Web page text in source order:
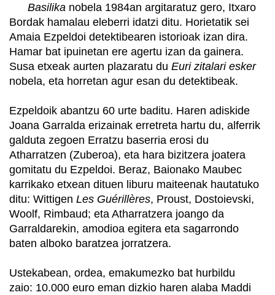
Basilika nobela 1984an argitaratuz gero, Itxaro
Bordak hamalau eleberri idatzi ditu. Horietatik sei
Amaia Ezpeldoi detektibearen istorioak izan dira.
Hamar bat ipuinetan ere agertu izan da gainera.
Susa etxeak aurten plazaratu du Euri zitalari esker
nobela, eta horretan agur esan du detektibeak.
Ezpeldoik abantzu 60 urte baditu. Haren adiskide
Joana Garralda erizainak erretreta hartu du, alferrik
galduta zegoen Erratzu baserria erosi du
Atharratzen (Zuberoa), eta hara bizitzera joatera
gomitatu du Ezpeldoi. Beraz, Baionako Maubec
karrikako etxean dituen liburu maiteenak hautatuko
ditu: Wittigen Les Guérillères, Proust, Dostoievski,
Woolf, Rimbaud; eta Atharratzera joango da
Garraldarekin, amodioa egitera eta sagarrondo
baten alboko baratzea jorratzera.
Ustekabean, ordea, emakumezko bat hurbildu
zaio: 10.000 euro eman dizkio haren alaba Maddi